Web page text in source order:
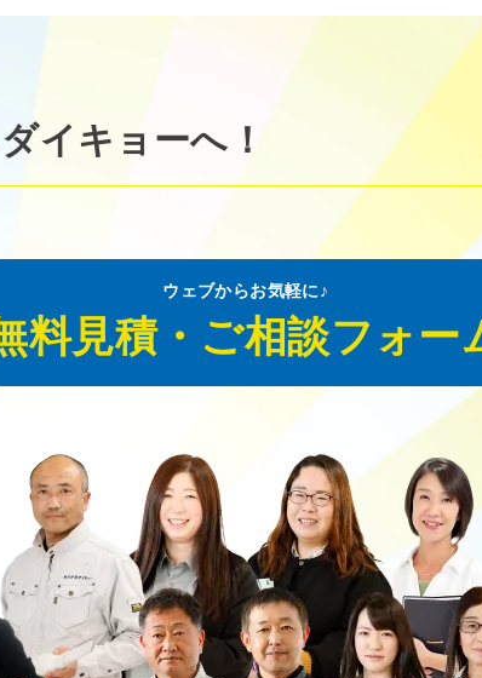
ダイキョーへ！
ウェブからお気軽に♪
料見積・ご相談フォー